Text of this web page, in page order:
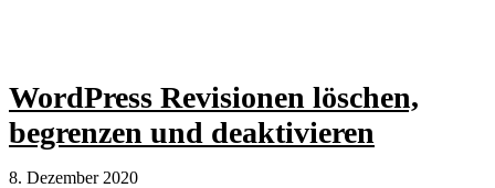
WordPress Revisionen löschen,
begrenzen und deaktivieren
8. Dezember 2020